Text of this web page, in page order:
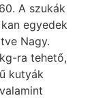
A szukák
egyedek
Nagy.
ra tehető,
kutyák